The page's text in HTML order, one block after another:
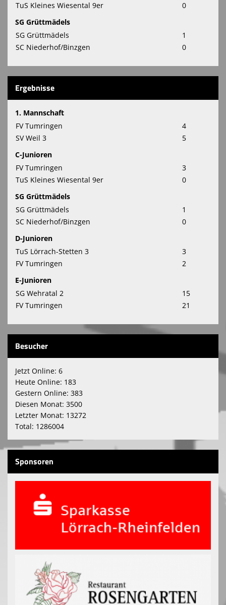
TuS Kleines Wiesental 9er
0
SG Grüttmädels
SG Grüttmädels
1
SC Niederhof/Binzgen
0
Ergebnisse
1. Mannschaft
FV Tumringen
4
SV Weil 3
5
C-Junioren
FV Tumringen
3
TuS Kleines Wiesental 9er
0
SG Grüttmädels
SG Grüttmädels
1
SC Niederhof/Binzgen
0
D-Junioren
TuS Lörrach-Stetten 3
3
FV Tumringen
2
E-Junioren
SG Wehratal 2
15
FV Tumringen
21
Besucher
Jetzt Online: 6
Heute Online: 183
Gestern Online: 383
Diesen Monat: 3500
Letzter Monat: 13272
Total: 1286004
Sponsoren